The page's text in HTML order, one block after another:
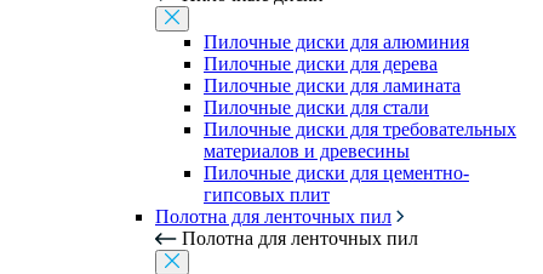
Пилочные диски для алюминия
Пилочные диски для дерева
Пилочные диски для ламината
Пилочные диски для стали
Пилочные диски для требовательных
материалов и древесины
Пилочные диски для цементно-
гипсовых плит
Полотна для ленточных пил
Полотна для ленточных пил